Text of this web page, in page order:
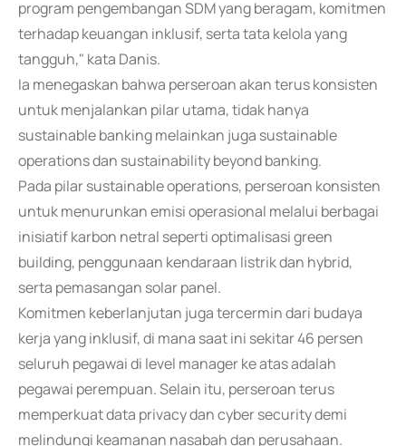
program pengembangan SDM yang beragam, komitmen
terhadap keuangan inklusif, serta tata kelola yang
tangguh," kata Danis.
Ia menegaskan bahwa perseroan akan terus konsisten
untuk menjalankan pilar utama, tidak hanya
sustainable banking melainkan juga sustainable
operations dan sustainability beyond banking.
Pada pilar sustainable operations, perseroan konsisten
untuk menurunkan emisi operasional melalui berbagai
inisiatif karbon netral seperti optimalisasi green
building, penggunaan kendaraan listrik dan hybrid,
serta pemasangan solar panel.
Komitmen keberlanjutan juga tercermin dari budaya
kerja yang inklusif, di mana saat ini sekitar 46 persen
seluruh pegawai di level manager ke atas adalah
pegawai perempuan. Selain itu, perseroan terus
memperkuat data privacy dan cyber security demi
melindungi keamanan nasabah dan perusahaan.